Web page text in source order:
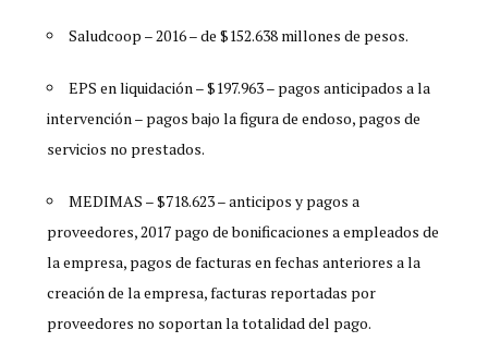
Saludcoop – 2016 – de $152.638 millones de pesos.
EPS en liquidación – $197.963 – pagos anticipados a la
intervención – pagos bajo la figura de endoso, pagos de
servicios no prestados.
MEDIMAS – $718.623 – anticipos y pagos a
proveedores, 2017 pago de bonificaciones a empleados de
la empresa, pagos de facturas en fechas anteriores a la
creación de la empresa, facturas reportadas por
proveedores no soportan la totalidad del pago.